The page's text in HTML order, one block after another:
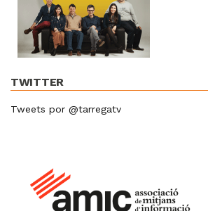
TWITTER
Tweets por @tarregatv